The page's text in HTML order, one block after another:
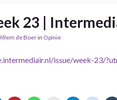
23 |
de Boerin Opinie
issue/week-23/